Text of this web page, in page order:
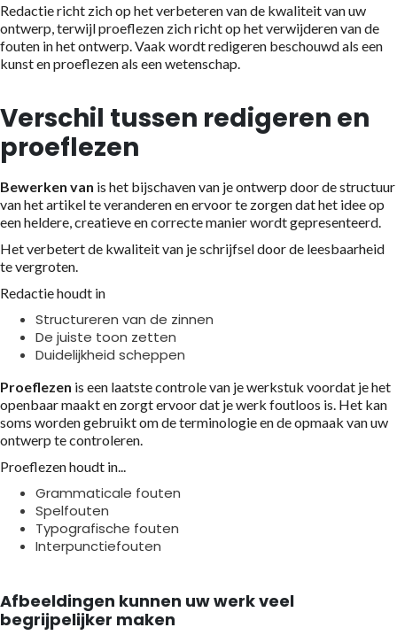
Redactie richt zich op het verbeteren van de kwaliteit van uw
ontwerp, terwijl proeflezen zich richt op het verwijderen van de
fouten in het ontwerp. Vaak wordt redigeren beschouwd als een
kunst en proeflezen als een wetenschap.
Verschil tussen redigeren en
proeflezen
Bewerken van is het bijschaven van je ontwerp door de structuur
van het artikel te veranderen en ervoor te zorgen dat het idee op
een heldere, creatieve en correcte manier wordt gepresenteerd.
Het verbetert de kwaliteit van je schrijfsel door de leesbaarheid
te vergroten.
Redactie houdt in
Structureren van de zinnen
De juiste toon zetten
Duidelijkheid scheppen
Proeflezen is een laatste controle van je werkstuk voordat je het
openbaar maakt en zorgt ervoor dat je werk foutloos is. Het kan
soms worden gebruikt om de terminologie en de opmaak van uw
ontwerp te controleren.
Proeflezen houdt in...
Grammaticale fouten
Spelfouten
Typografische fouten
Interpunctiefouten
Afbeeldingen kunnen uw werk veel
begrijpelijker maken